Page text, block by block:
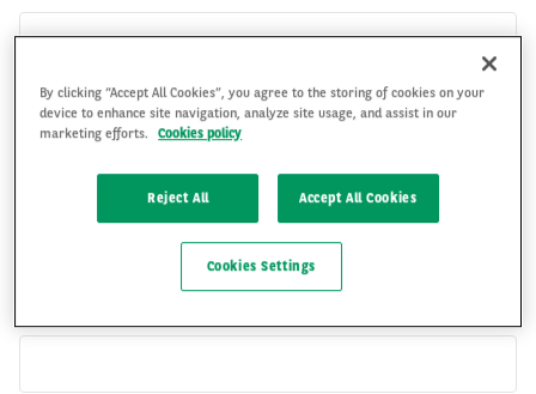
Email corporativo
By clicking “Accept All Cookies”, you agree to the storing of cookies on your
device to enhance site navigation, analyze site usage, and assist in our
marketing efforts.
Cookies policy
Reject All Accept All Cookies
Cookies Settings